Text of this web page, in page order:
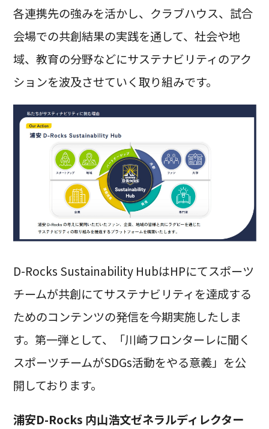
各連携先の強みを活かし、クラブハウス、試合
会場での共創結果の実践を通して、社会や地
域、教育の分野などにサステナビリティのアク
ションを波及させていく取り組みです。
D-Rocks Sustainability HubはHPにてスポーツ
チームが共創にてサステナビリティを達成する
ためのコンテンツの発信を今期実施したしま
す。第一弾として、「川崎フロンターレに聞く
スポーツチームがSDGs活動をやる意義」を公
開しております。
浦安D-Rocks 内山浩文ゼネラルディレクター